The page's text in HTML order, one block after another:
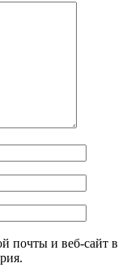
почты и веб-сайт в